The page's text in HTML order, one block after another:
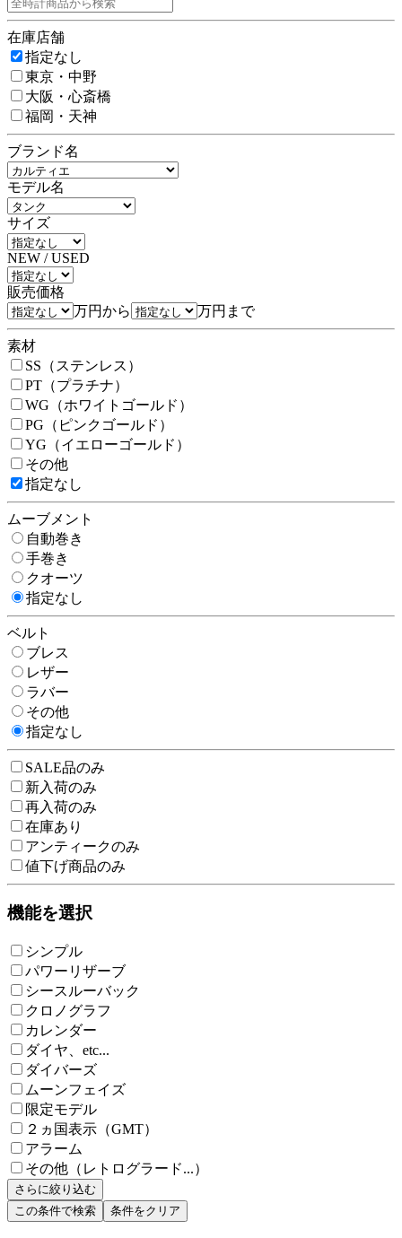
在庫店舗
指定なし
東京・中野
大阪・心斎橋
福岡・天神
ブランド名
モデル名
サイズ
NEW / USED
販売価格
万円から
万円まで
素材
SS（ステンレス）
PT（プラチナ）
WG（ホワイトゴールド）
PG（ピンクゴールド）
YG（イエローゴールド）
その他
指定なし
ムーブメント
自動巻き
手巻き
クオーツ
指定なし
ベルト
ブレス
レザー
ラバー
その他
指定なし
SALE品のみ
新入荷のみ
再入荷のみ
在庫あり
アンティークのみ
値下げ商品のみ
機能を選択
シンプル
パワーリザーブ
シースルーバック
クロノグラフ
カレンダー
ダイヤ、etc...
ダイバーズ
ムーンフェイズ
限定モデル
２ヵ国表示（GMT）
アラーム
その他（レトログラード...）
さらに絞り込む
この条件で検索
条件をクリア